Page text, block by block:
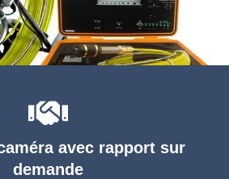
avec rapport sur
demande